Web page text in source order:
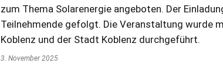
zum Thema Solarenergie angeboten. Der
Teilnehmende gefolgt. Die Veranstaltung wurde
Koblenz und der Stadt Koblenz durchgeführt.
3. November 2025